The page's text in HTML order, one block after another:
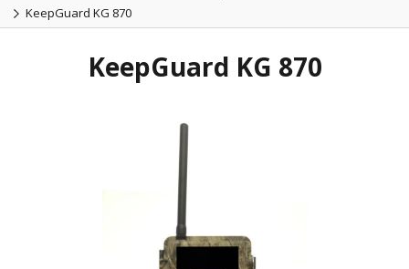
KeepGuard KG 870
KeepGuard KG 870